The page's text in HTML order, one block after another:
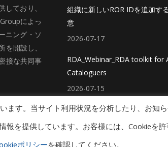
ており、
によっ
ニング・ソ
開設し、
接な共同事
組織に新しいROR IDを追加す
意
2026-07-17
RDA_Webinar_RDA toolkit for
Cataloguers
2026-07-15
ー（個人情報保護方針） Copyright © 2026 iGroup
ます。当サイト利用状況を分析したり、お知
報を提供しています。お客様には、Cookieを
ポリシーを確認してください。